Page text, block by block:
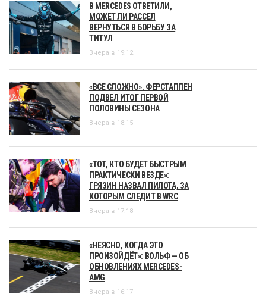
В MERCEDES ОТВЕТИЛИ,
МОЖЕТ ЛИ РАССЕЛ
ВЕРНУТЬСЯ В БОРЬБУ ЗА
ТИТУЛ
Вчера в 19:12
«ВСЕ СЛОЖНО». ФЕРСТАППЕН
ПОДВЕЛ ИТОГ ПЕРВОЙ
ПОЛОВИНЫ СЕЗОНА
Вчера в 18:15
«ТОТ, КТО БУДЕТ БЫСТРЫМ
ПРАКТИЧЕСКИ ВЕЗДЕ»:
ГРЯЗИН НАЗВАЛ ПИЛОТА, ЗА
КОТОРЫМ СЛЕДИТ В WRC
Вчера в 17:18
«НЕЯСНО, КОГДА ЭТО
ПРОИЗОЙДЁТ»: ВОЛЬФ — ОБ
ОБНОВЛЕНИЯХ MERCEDES-
AMG
Вчера в 16:17